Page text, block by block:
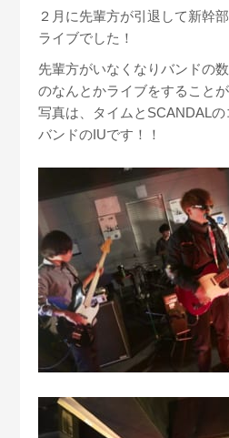
２月に先輩方が引退して新幹
ライブでした！
先輩方がいなくなりバンドの
のなんとかライブをすること
写真は、タイムとSCANDAL
バンドのIUです！！